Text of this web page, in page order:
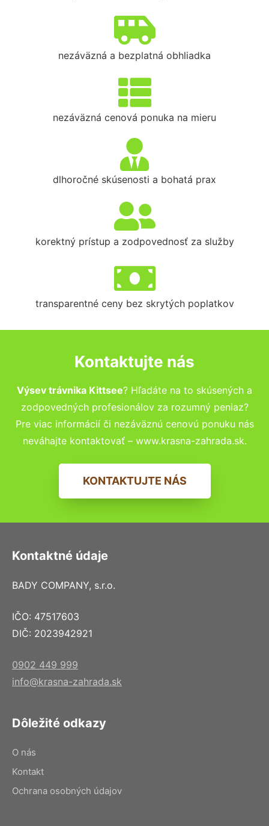
nezáväzná a bezplatná obhliadka
nezáväzná cenová ponuka na mieru
dlhoročné skúsenosti a bohatá prax
korektný prístup a zodpovednosť za služby
transparentné ceny bez skrytých poplatkov
Kontaktujte nás
Výsev trávnika Kittsee? Hľadáte na to skúsených a
zodpovedných profesionálov za rozumný peniaz?
Pre viac informácií či nezáväznú cenovú ponuku nás
neváhajte kontaktovať – www.krasna-zahrada.sk.
KONTAKTUJTE NÁS
Kontaktné údaje
BADY COMPANY, s.r.o.
IČO: 47517603
DIČ: 2023942921
0902 449 999
info@krasna-zahrada.sk
Dôležité odkazy
O nás
Kontakt
Ochrana osobných údajov